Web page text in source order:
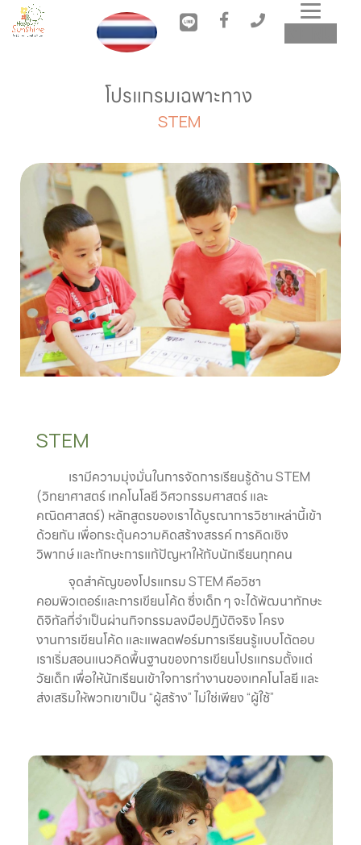
โปรแกรมเฉพาะทาง
STEM
STEM
เรามีความมุ่งมั่นในการจัดการเรียนรู้ด้าน STEM
(วิทยาศาสตร์ เทคโนโลยี วิศวกรรมศาสตร์ และ
คณิตศาสตร์) หลักสูตรของเราได้บูรณาการวิชาเหล่านี้เข้า
ด้วยกัน เพื่อกระตุ้นความคิดสร้างสรรค์ การคิดเชิง
วิพากษ์ และทักษะการแก้ปัญหาให้กับนักเรียนทุกคน
จุดสำคัญของโปรแกรม STEM คือวิชา
คอมพิวเตอร์และการเขียนโค้ด ซึ่งเด็ก ๆ จะได้พัฒนาทักษะ
ดิจิทัลที่จำเป็นผ่านกิจกรรมลงมือปฏิบัติจริง โครง
งานการเขียนโค้ด และแพลตฟอร์มการเรียนรู้แบบโต้ตอบ
เราเริ่มสอนแนวคิดพื้นฐานของการเขียนโปรแกรมตั้งแต่
วัยเด็ก เพื่อให้นักเรียนเข้าใจการทำงานของเทคโนโลยี และ
ส่งเสริมให้พวกเขาเป็น “ผู้สร้าง” ไม่ใช่เพียง “ผู้ใช้”